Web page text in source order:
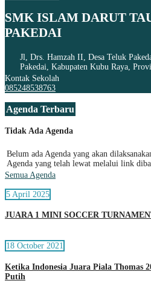
SMK ISLAM DARUT
PAKEDAI
Jl, Drs. Hamzah II, Desa Teluk
Pakedai, Kabupaten Kubu Raya,
Kontak Sekolah
085248538763
Agenda Terbaru
Tidak Ada Agenda
Belum ada Agenda yang akan
Agenda yang telah lewat melalui link
Semua Agenda
5 April 2025
JUARA 1 MINI SOCCER
18 October 2021
Ketika Indonesia Juara Piala Thomas
Putih